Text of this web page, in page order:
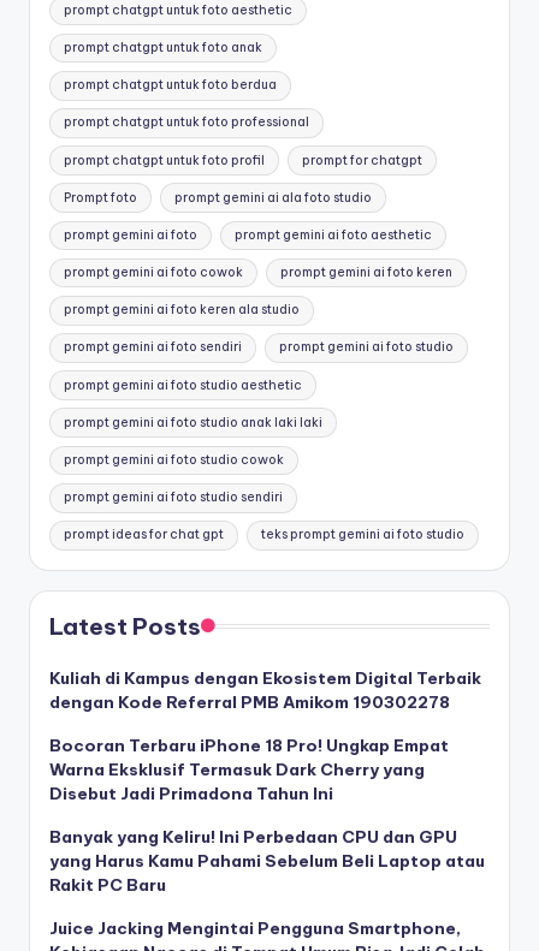
prompt chatgpt untuk foto aesthetic
prompt chatgpt untuk foto anak
prompt chatgpt untuk foto berdua
prompt chatgpt untuk foto professional
prompt chatgpt untuk foto profil prompt for chatgpt
Prompt foto prompt gemini ai ala foto studio
prompt gemini ai foto prompt gemini ai foto aesthetic
prompt gemini ai foto cowok prompt gemini ai foto keren
prompt gemini ai foto keren ala studio
prompt gemini ai foto sendiri prompt gemini ai foto studio
prompt gemini ai foto studio aesthetic
prompt gemini ai foto studio anak laki laki
prompt gemini ai foto studio cowok
prompt gemini ai foto studio sendiri
prompt ideas for chat gpt teks prompt gemini ai foto studio
Latest Posts
Kuliah di Kampus dengan Ekosistem Digital Terbaik
dengan Kode Referral PMB Amikom 190302278
Bocoran Terbaru iPhone 18 Pro! Ungkap Empat
Warna Eksklusif Termasuk Dark Cherry yang
Disebut Jadi Primadona Tahun Ini
Banyak yang Keliru! Ini Perbedaan CPU dan GPU
yang Harus Kamu Pahami Sebelum Beli Laptop atau
Rakit PC Baru
Juice Jacking Mengintai Pengguna Smartphone,